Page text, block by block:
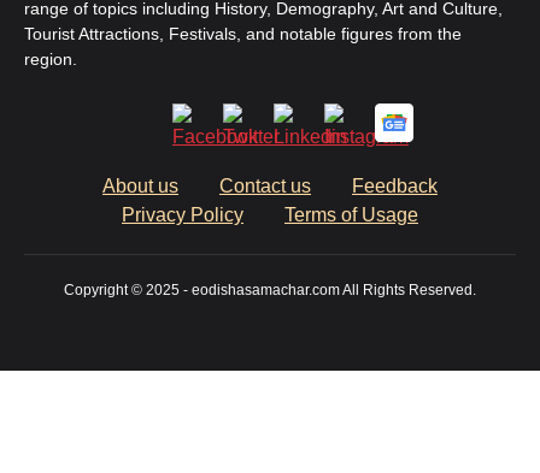
range of topics including History, Demography, Art and Culture,
Tourist Attractions, Festivals, and notable figures from the
region.
About us Contact us
Feedback
Privacy Policy
Terms of Usage
Copyright © 2025 - eodishasamachar.com All Rights Reserved.